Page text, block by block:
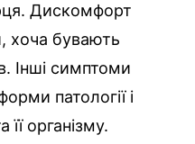
Дискомфорт
хоча бувають
Інші симптоми
патології і
організму.